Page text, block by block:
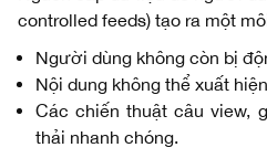
controlled feeds) tạo ra một
Người dùng không còn bị
Nội dung không thể xuất
Các chiến thuật câu view,
thải nhanh chóng.